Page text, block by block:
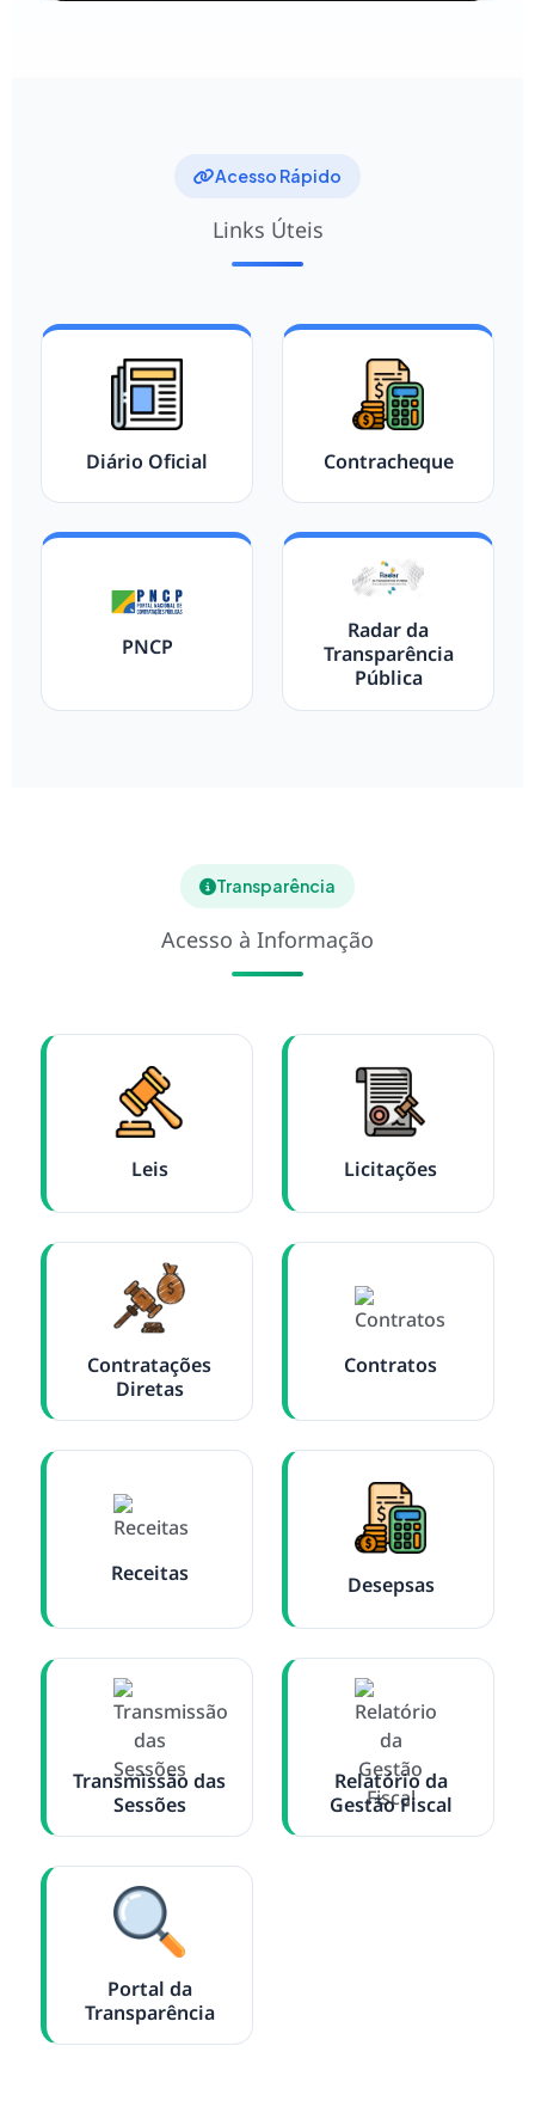
Acesso Rápido
Links Úteis
Diário Oficial Contracheque
PNCP
Radar da
Transparência
Pública
Transparência
Acesso à Informação
Leis Licitações
Contratações
Diretas
Contratos
Receitas Desepsas
Transmissão das
Sessões
Relatório da
Gestão Fiscal
Portal da
Transparência